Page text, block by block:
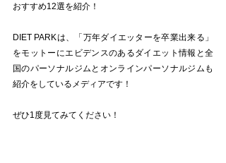
おすすめ12選を紹介！
DIET PARKは、「万年ダイエッターを卒業出来る」
をモットーにエビデンスのあるダイエット情報と全
国のパーソナルジムとオンラインパーソナルジムも
紹介をしているメディアです！
ぜひ1度見てみてください！